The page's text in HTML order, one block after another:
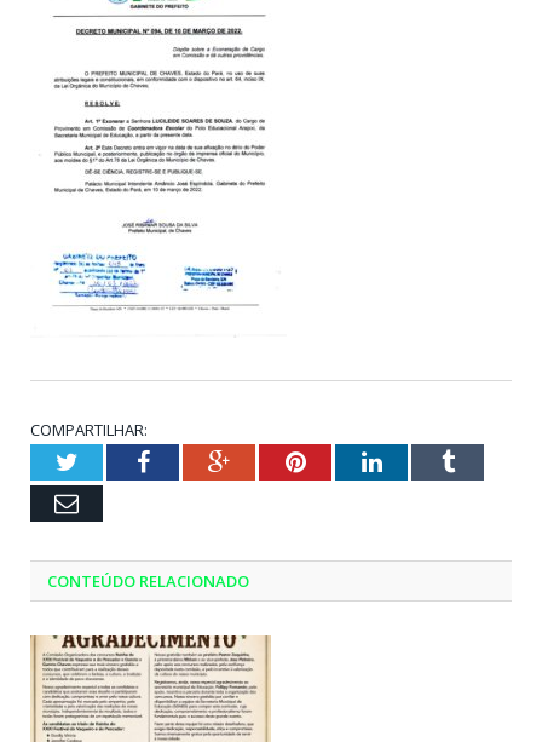
COMPARTILHAR:
TwitterFacebookGoogle+PinterestLinkedInTumblr
Email
CONTEÚDO RELACIONADO